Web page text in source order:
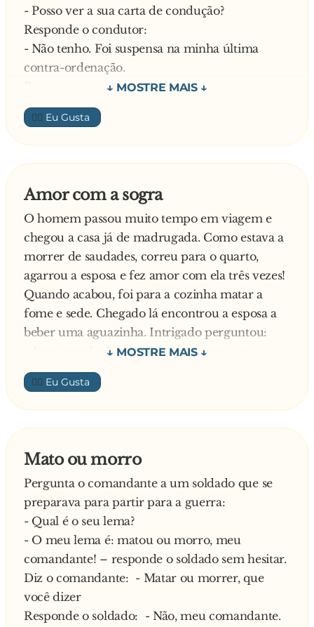
- Posso ver a sua carta de condução?
Responde o condutor:
- Não tenho. Foi suspensa na minha última
contra-ordenação.
Pergunta o agente:
- Posso então ver o registo de propriedade do
veíc**...?
E o homem:
- O carro não é meu. Roubei-o.
agente.
E, acrescenta o homem:
- Sim, é verdade. Mas agora que penso nisso,
acho que vi o registo de Propriedade no porta-
luvas quando lá meti a minha pistola…
- Está uma arma no porta-luvas? – pergunta o
agente incrédulo.
- Sim. Coloquei-a lá depois de matar a dona do
carro e ter metido o corpo dela no porta-
bagagem.
- Está um corpo na bagageira?
- Sim senhor
Ao ouvir isto, o agente chama imediatamente o
por um cordão policial e o capitão aproximou-
se do veíc**... para controlar a situação.
- Senhor, posso ver a sua carta de condução? –
diz o superior.
- Claro, aqui está ela. (A carta é válida).
Pergunta o superior:
- A quem pertence este veíc**...?
Responde o homem:
- É meu, seu guarda. Aqui tem o registo de
👍🏼
Amor com a sogra
O homem passou muito tempo em viagem e
chegou a casa já de madrugada. Como estava a
morrer de saudades, correu para o quarto,
agarrou a esposa e fez amor com ela três vezes!
Quando acabou, foi para a cozinha matar a
fome e sede. Chegado lá encontrou a esposa a
beber uma aguazinha. Intrigado perguntou:
- Amor, você não estava agora mesmo no
quarto?
Responde a mulher:
- Não, aquela é a minha mãe que veio me fazer
companhia enquanto estavas de viagem.
- Mulher! Pelo amor de Deus! Nem imaginas o
que aconteceu: cheguei, cheio de saudades,
corri para o quarto, estava escuro e, a pensar
que eras tu, fiz amor três vezes com a tua mãe.
A mulher indignada foi a correr falar com a
mãe:
- Mãe! É verdade o que o Carlos fez três vezes
amor contigo, pensando que era eu
- Sim. – respondeu a mãe.
👍🏼
Mato ou morro
Pergunta o comandante a um soldado que se
preparava para partir para a guerra:
- Qual é o seu lema?
- O meu lema é: matou ou morro, meu
comandante! – responde o soldado sem hesitar.
Diz o comandante: - Matar ou morrer, que
você dizer
Responde o soldado: - Não, meu comandante.